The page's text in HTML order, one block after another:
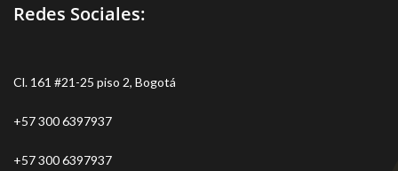
Redes Sociales:
Cl. 161 #21-25 piso 2, Bogotá
+57 300 6397937
+57 300 6397937